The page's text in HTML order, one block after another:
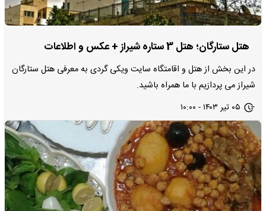
هتل ستارگان؛ هتل 3 ستاره شیراز + عکس و اطلاعات
در این بخش از هتل و اقامتگاه سایت ویکی گردی به معرفی هتل ستارگان
شیراز می پردازیم با ما همراه باشید.
۰۵ تیر ۱۴۰۳ - ۱۰:۰۰